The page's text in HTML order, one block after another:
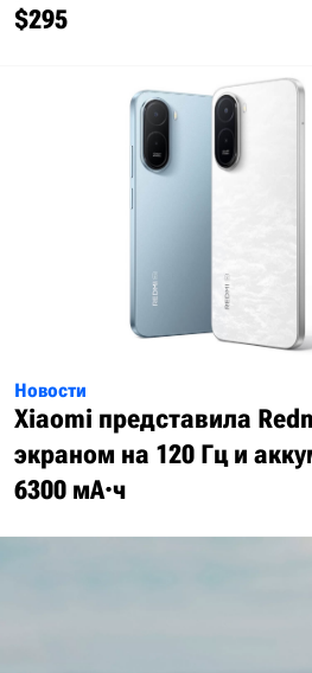
$295
Новости
Xiaomi представила
экраном на 120 Гц и
6300 мА·ч